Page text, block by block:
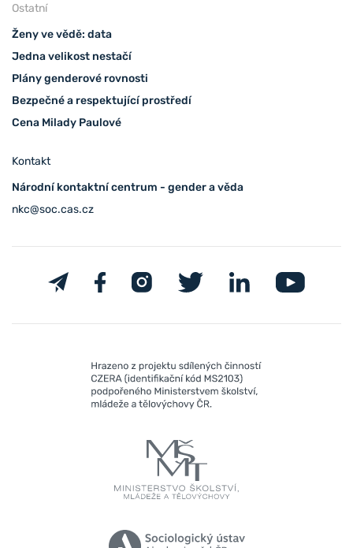
Ostatní
Ženy ve vědě: data
Jedna velikost nestačí
Plány genderové rovnosti
Bezpečné a respektující prostředí
Cena Milady Paulové
Kontakt
Národní kontaktní centrum - gender a věda
nkc@soc.cas.cz